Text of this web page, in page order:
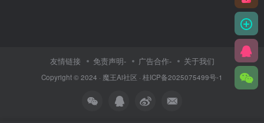
友情链接 免责声明- 广告合作- 关于我们
Copyright © 2024 · 魔王Ai社区 · 桂ICP备2025075499号-1